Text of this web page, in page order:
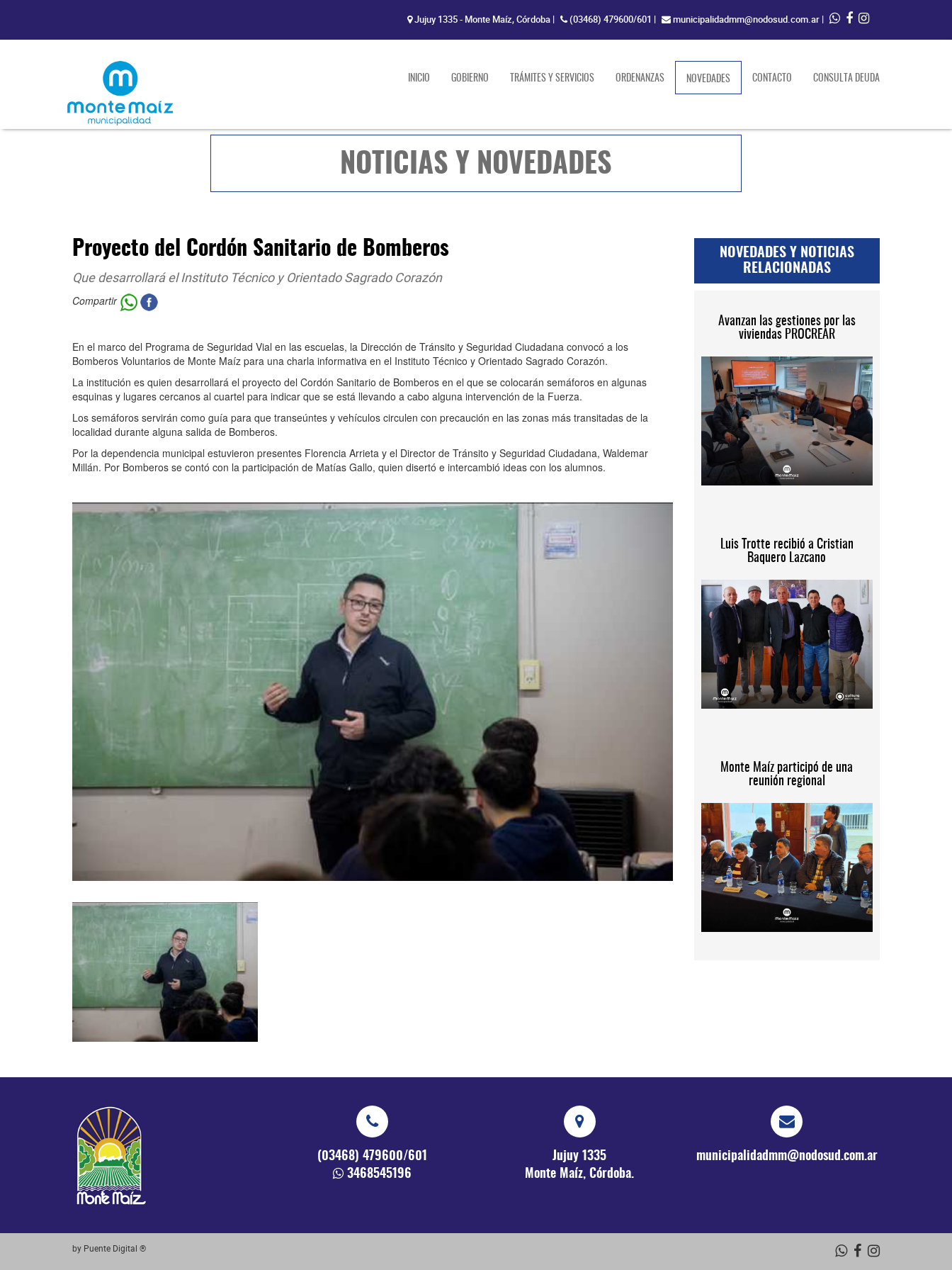
Jujuy 1335 - Monte Maíz, Córdoba | (03468) 479600/601 | municipalidadmm@nodosud.com.ar |
INICIO GOBIERNO TRÁMITES Y SERVICIOS ORDENANZAS NOVEDADES(current)CONTACTO CONSULTA DEUDA
NOTICIAS Y NOVEDADES
Proyecto del Cordón Sanitario de Bomberos
Que desarrollará el Instituto Técnico y Orientado Sagrado Corazón
Compartir
En el marco del Programa de Seguridad Vial en las escuelas, la Dirección de Tránsito y Seguridad Ciudadana convocó a los
Bomberos Voluntarios de Monte Maíz para una charla informativa en el Instituto Técnico y Orientado Sagrado Corazón.
La institución es quien desarrollará el proyecto del Cordón Sanitario de Bomberos en el que se colocarán semáforos en algunas
esquinas y lugares cercanos al cuartel para indicar que se está llevando a cabo alguna intervención de la Fuerza.
Los semáforos servirán como guía para que transeúntes y vehículos circulen con precaución en las zonas más transitadas de la
localidad durante alguna salida de Bomberos.
Por la dependencia municipal estuvieron presentes Florencia Arrieta y el Director de Tránsito y Seguridad Ciudadana, Waldemar
Millán. Por Bomberos se contó con la participación de Matías Gallo, quien disertó e intercambió ideas con los alumnos.
NOVEDADES Y NOTICIAS
RELACIONADAS
Avanzan las gestiones por las
viviendas PROCREAR
Luis Trotte recibió a Cristian
Baquero Lazcano
Monte Maíz participó de una
reunión regional
(03468) 479600/601
3468545196
Jujuy 1335
Monte Maíz, Córdoba.
municipalidadmm@nodosud.com.ar
by Puente Digital ®